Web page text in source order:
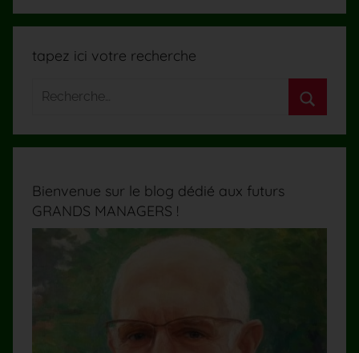
tapez ici votre recherche
Bienvenue sur le blog dédié aux futurs
GRANDS MANAGERS !